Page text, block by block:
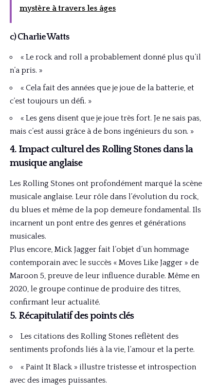
mystère à travers les âges
c) Charlie Watts
« Le rock and roll a probablement donné plus qu’il
n’a pris. »
« Cela fait des années que je joue de la batterie, et
c’est toujours un défi. »
« Les gens disent que je joue très fort. Je ne sais pas,
mais c’est aussi grâce à de bons ingénieurs du son. »
4. Impact culturel des Rolling Stones dans la
musique anglaise
Les Rolling Stones ont profondément marqué la scène
musicale anglaise. Leur rôle dans l’évolution du rock,
du blues et même de la pop demeure fondamental. Ils
incarnent un pont entre des genres et générations
musicales.
Plus encore, Mick Jagger fait l’objet d’un hommage
contemporain avec le succès « Moves Like Jagger » de
Maroon 5, preuve de leur influence durable. Même en
2020, le groupe continue de produire des titres,
confirmant leur actualité.
5. Récapitulatif des points clés
Les citations des Rolling Stones reflètent des
sentiments profonds liés à la vie, l’amour et la perte.
« Paint It Black » illustre tristesse et introspection
avec des images puissantes.